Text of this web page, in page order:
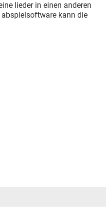
lieder in einen anderen
kann die